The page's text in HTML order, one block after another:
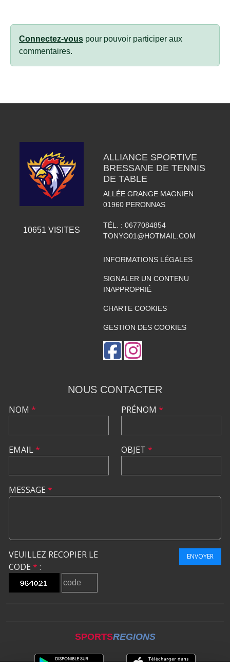
Connectez-vous pour pouvoir participer aux
commentaires.
10651 VISITES
ALLIANCE SPORTIVE
BRESSANE DE TENNIS
DE TABLE
ALLÉE GRANGE MAGNIEN
01960 PERONNAS
TÉL. : 0677084854
TONYO01@HOTMAIL.COM
INFORMATIONS LÉGALES
SIGNALER UN CONTENU
INAPPROPRIÉ
CHARTE COOKIES
GESTION DES COOKIES
NOUS CONTACTER
NOM *
EMAIL*
PRÉNOM *
OBJET *
MESSAGE *
VEUILLEZ RECOPIER LE
CODE * :
ENVOYER
SPORTSREGIONS